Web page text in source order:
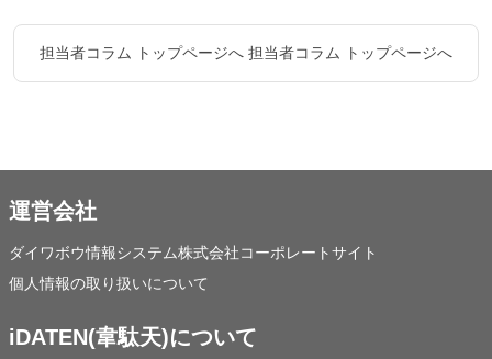
担当者コラム トップページへ 担当者コラム トップページへ
運営会社
ダイワボウ情報システム株式会社コーポレートサイト
個人情報の取り扱いについて
iDATEN(韋駄天)について